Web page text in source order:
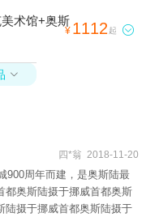
术馆+奥斯
¥ 1112 起 

四*翁 2018-11-20
900周年而建，是奥斯陆最
奥斯陆摄于挪威首都奥斯
陆摄于挪威首都奥斯陆摄于